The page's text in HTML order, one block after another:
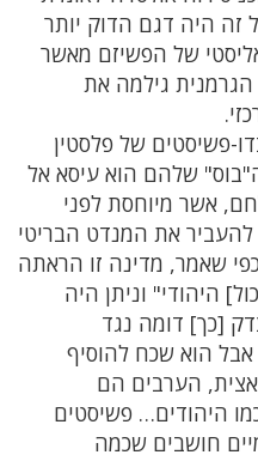
זה היה דגם הדוק יותר
של הפשיזם מאשר
הגרמנית גילמה את
פשיסטים של פלסטין
שלהם הוא עיסא אל
אשר מיוחסת לפני
את המנדט הבריטי
שאמר, מדינה זו הראתה
היהודי" וניתן היה
[כך] דומה נגד
הוא שכח להוסיף
הערבים הם
היהודים… פשיסטים
חושבים שכמה